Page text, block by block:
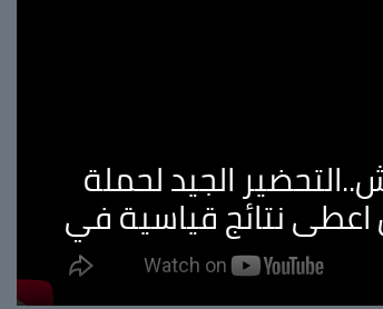
الجيد لحملة
اعطى نتائج قياسية في